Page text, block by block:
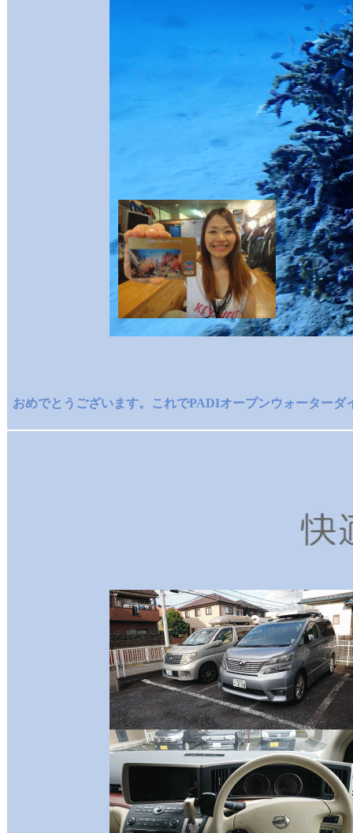
おめでとうございます。これでPADIオープンウォーター